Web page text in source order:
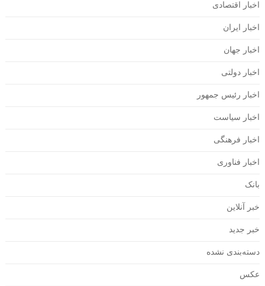
اخبار اقتصادی
اخبار ایران
اخبار جهان
اخبار دولتی
اخبار رئیس جمهور
اخبار سیاست
اخبار فرهنگی
اخبار فناوری
بانک
خبر آنلاین
خبر جدید
دسته‌بندی نشده
عکس